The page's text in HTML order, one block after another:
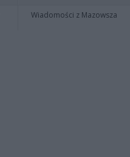
Wiadomości z Mazowsza